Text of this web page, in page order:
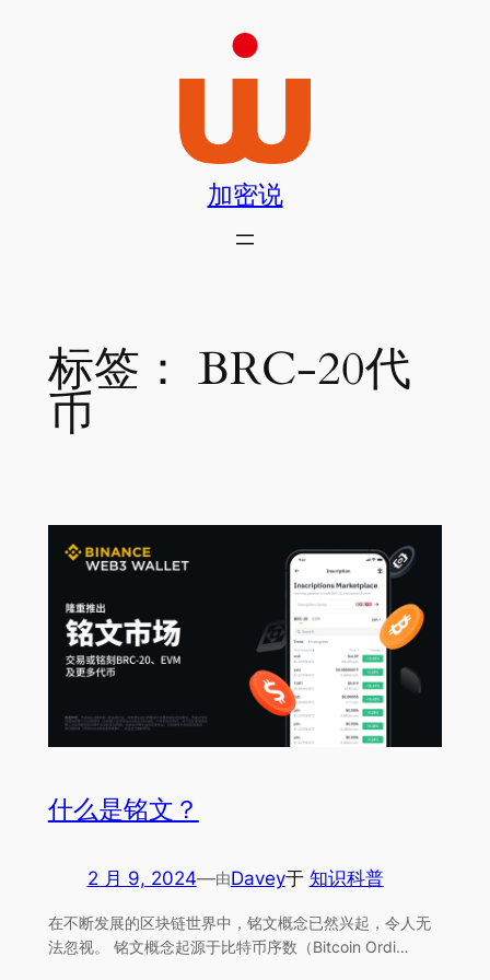
加密说
标签： BRC-20代
币
什么是铭文？
2 月 9, 2024—由Davey于 知识科普
在不断发展的区块链世界中，铭文概念已然兴起，令人无
法忽视。 铭文概念起源于比特币序数（Bitcoin Ordi…